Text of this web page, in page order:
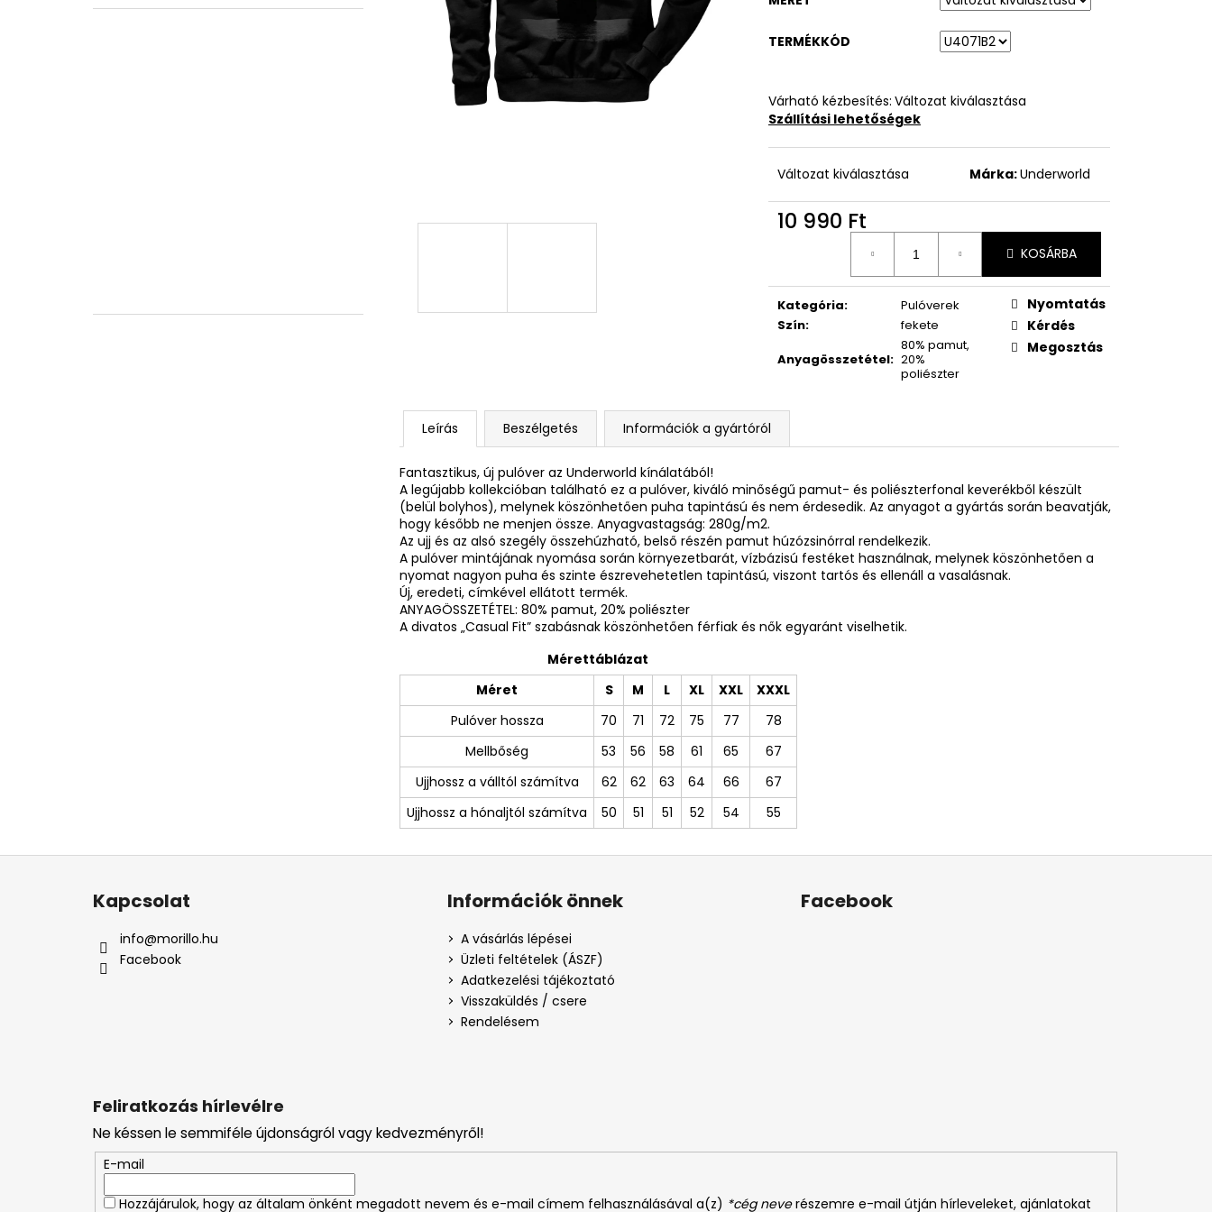
TERMÉKKÓD
Várható kézbesítés: Változat kiválasztása
Szállítási lehetőségek
Változat kiválasztása Márka:Underworld
10 990 Ft
KOSÁRBA
Kategória:
Pulóverek
Szín:
fekete
Anyagösszetétel:
80% pamut,
20%
poliészter
Nyomtatás
Kérdés
Megosztás
Leírás Beszélgetés Információk a gyártóról
Fantasztikus, új pulóver az Underworld kínálatából!
A legújabb kollekcióban található ez a pulóver, kiváló minőségű pamut- és poliészterfonal keverékből készült
(belül bolyhos), melynek köszönhetően puha tapintású és nem érdesedik. Az anyagot a gyártás során beavatják,
hogy később ne menjen össze. Anyagvastagság: 280g/m2.
Az ujj és az alsó szegély összehúzható, belső részén pamut húzózsinórral rendelkezik.
A pulóver mintájának nyomása során környezetbarát, vízbázisú festéket használnak, melynek köszönhetően a
nyomat nagyon puha és szinte észrevehetetlen tapintású, viszont tartós és ellenáll a vasalásnak.
Új, eredeti, címkével ellátott termék.
ANYAGÖSSZETÉTEL: 80% pamut, 20% poliészter
A divatos „Casual Fit” szabásnak köszönhetően férfiak és nők egyaránt viselhetik.
Mérettáblázat
Méret
S M L XL XXL
XXXL
Pulóver hossza
70 71 72 75 77
78
Mellbőség
53 56 58 61 65
67
Ujjhossz a válltól számítva
62 62 63 64 66
67
Ujjhossz a hónaljtól számítva
50 51 51 52 54 55
L
Feliratkozás hírlevélre
Ne késsen le semmiféle újdonságról vagy kedvezményről!
E-mail
Hozzájárulok, hogy az általam önként megadott nevem és e-mail címem felhasználásával a(z) *cég neverészemre e-mail útján hírleveleket, ajánlatokat
Kapcsolat
info@morillo.hu
Facebook
Információk önnek
A vásárlás lépései
Üzleti feltételek (ÁSZF)
Adatkezelési tájékoztató
Visszaküldés / csere
Rendelésem
Facebook